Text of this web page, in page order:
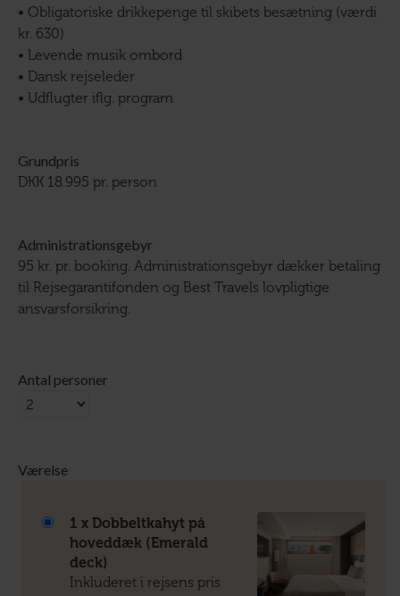
• Obligatoriske drikkepenge til skibets besætning (værdi
kr. 630)
• Levende musik ombord
• Dansk rejseleder
• Udflugter iflg. program
Grundpris
DKK 18.995 pr. person
Administrationsgebyr
95 kr. pr. booking. Administrationsgebyr dækker betaling
til Rejsegarantifonden og Best Travels lovpligtige
ansvarsforsikring.
Antal personer
Værelse
1 x Dobbeltkahyt på
hoveddæk (Emerald
deck)
Inkluderet i rejsens pris